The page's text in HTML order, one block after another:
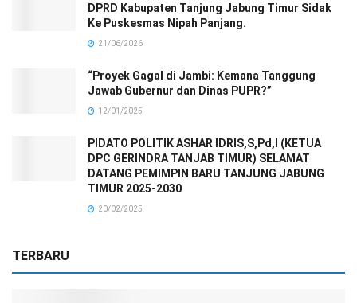
DPRD Kabupaten Tanjung Jabung Timur Sidak
Ke Puskesmas Nipah Panjang.
21/06/2026
“Proyek Gagal di Jambi: Kemana Tanggung
Jawab Gubernur dan Dinas PUPR?”
12/01/2025
PIDATO POLITIK ASHAR IDRIS,S,Pd,I (KETUA
DPC GERINDRA TANJAB TIMUR) SELAMAT
DATANG PEMIMPIN BARU TANJUNG JABUNG
TIMUR 2025-2030
20/02/2025
TERBARU